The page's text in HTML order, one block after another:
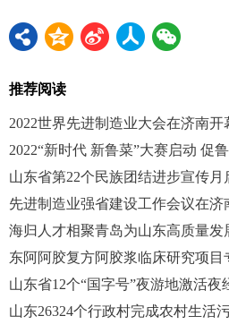
推荐阅读
2022世界先进制造业大会在济南开
2022“新时代 新鲁菜”大赛启动 促
山东省第22个民族团结进步宣传月
先进制造业强省建设工作会议在济
海归人才相聚青岛为山东高质量发
东阿阿胶复方阿胶浆临床研究项
山东省12个“国字号”夜游地激活夜
山东26324个行政村完成农村生活